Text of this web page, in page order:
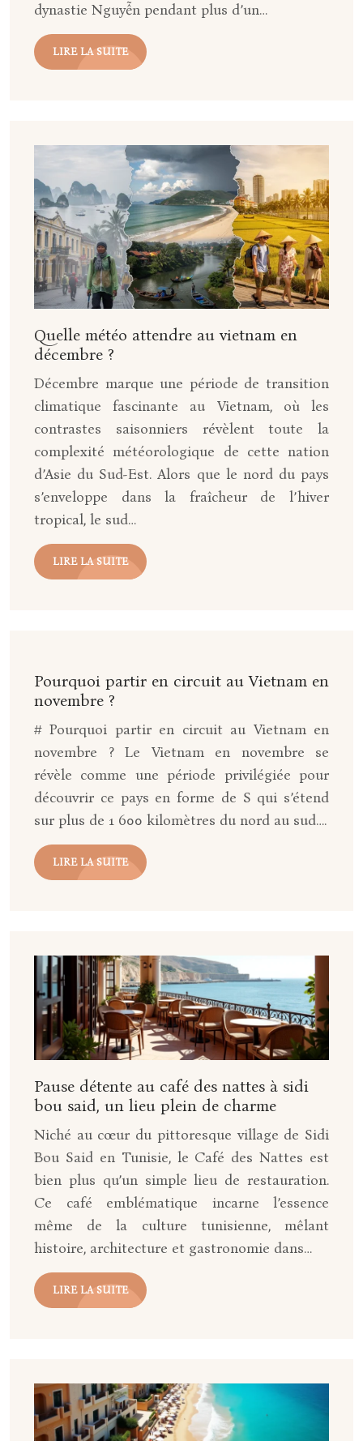
dynastie Nguyễn pendant plus d’un…
LIRE LA SUITE
Quelle météo attendre au vietnam en
décembre ?
Décembre marque une période de transition
climatique fascinante au Vietnam, où les
contrastes saisonniers révèlent toute la
complexité météorologique de cette nation
d’Asie du Sud-Est. Alors que le nord du pays
s’enveloppe dans la fraîcheur de l’hiver
tropical, le sud…
LIRE LA SUITE
Pourquoi partir en circuit au Vietnam en
novembre ?
# Pourquoi partir en circuit au Vietnam en
novembre ? Le Vietnam en novembre se
révèle comme une période privilégiée pour
découvrir ce pays en forme de S qui s’étend
sur plus de 1 600 kilomètres du nord au sud….
LIRE LA SUITE
Pause détente au café des nattes à sidi
bou said, un lieu plein de charme
Niché au cœur du pittoresque village de Sidi
Bou Said en Tunisie, le Café des Nattes est
bien plus qu’un simple lieu de restauration.
Ce café emblématique incarne l’essence
même de la culture tunisienne, mêlant
histoire, architecture et gastronomie dans…
LIRE LA SUITE